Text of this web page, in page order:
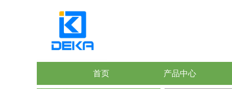
首页 产品中心